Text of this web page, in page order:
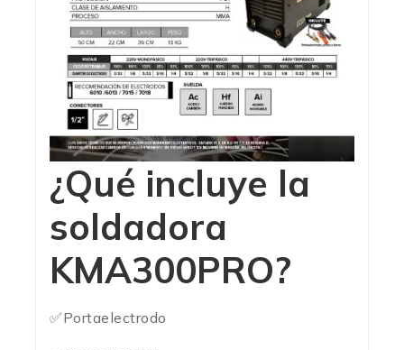
¿Qué incluye la
soldadora
KMA300PRO?
✅Portaelectrodo